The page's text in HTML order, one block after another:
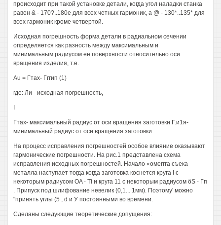
происходит при такой установке детали, когда угол наладки станка
равен & - 170?..180е для всех четных гармоник, а @ - 130*..135* для
всех гармоник кроме четвертой.
Исходная погрешность форма детали в радиальном сечении
определяется как разность между максимальным и
минимальным.радиусом ее поверхности относительно оси
вращения изделия, т.е.
Au = Гтах- Гггип (1)
где: Ли - исходная погрешность,
Гтах- максимальный радиус от оси вращения заготовки Г.и1я-
минимальный радиус от оси вращения заготовки
На процесс исправления погрешностей особое влияние оказывают
гармонические погрешности. На рис.1 представлена схема
исправления исходных погрешностей. Начало «омеггга съека
металла наступает тогда когда заготовка коснется круга I с
некоторым радиусом OA - Ti и круга 11 с некоторым радиусом öS - Гп
. Припуск под шлифование невелик (0,1... 1мм). Поэтому' можно
"принять углы (5 , d и У постоянными во времени.
Сделаны следующие теоретические допущения: